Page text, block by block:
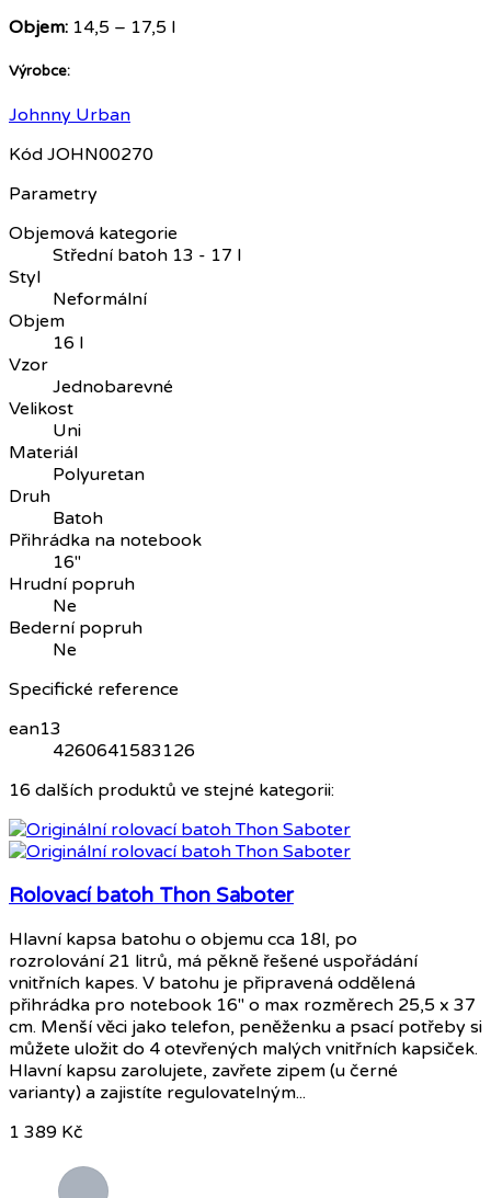
Objem: 14,5 – 17,5 l
Výrobce:
Johnny Urban
Kód JOHN00270
Parametry
Objemová kategorie
Střední batoh 13 - 17 l
Styl
Neformální
Objem
16 l
Vzor
Jednobarevné
Velikost
Uni
Materiál
Polyuretan
Druh
Batoh
Přihrádka na notebook
16"
Hrudní popruh
Ne
Bederní popruh
Ne
Specifické reference
ean13
4260641583126
16 dalších produktů ve stejné kategorii:
Rolovací batoh Thon Saboter
Hlavní kapsa batohu o objemu cca 18l, po
rozrolování 21 litrů, má pěkně řešené uspořádání
vnitřních kapes. V batohu je připravená oddělená
přihrádka pro notebook 16" o max rozměrech 25,5 x 37
cm. Menší věci jako telefon, peněženku a psací potřeby si
můžete uložit do 4 otevřených malých vnitřních kapsiček.
Hlavní kapsu zarolujete, zavřete zipem (u černé
varianty) a zajistíte regulovatelným...
1 389 Kč
Šedá